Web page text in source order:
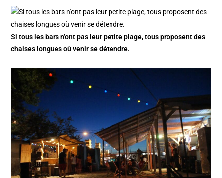
Si tous les bars n’ont pas leur petite plage, tous proposent des
chaises longues où venir se détendre.